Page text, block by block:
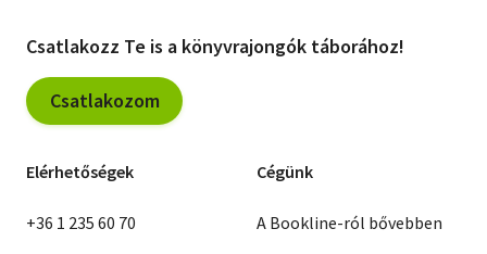
Csatlakozz Te is a könyvrajongók táborához!
Csatlakozom
Elérhetőségek
+36 1 235 60 70
Cégünk
A Bookline-ról bővebben